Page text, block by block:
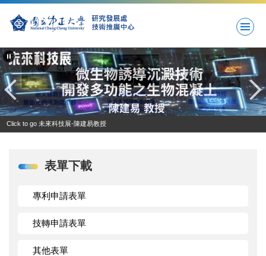
到
主
要
內
容
區
Click to go 未來科技展-陳建易教授
表單下載
專利申請表單
技轉申請表單
其他表單